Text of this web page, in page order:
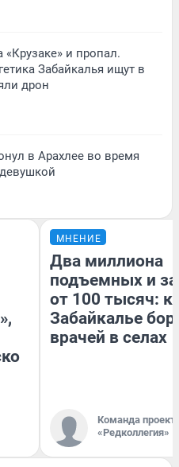
«Крузаке» и пропал.
Забайкалья ищут в
дрон
в Арахлее во время
МНЕНИЕ
Два миллиона
подъемных и
от 100 тысяч:
Забайкалье
врачей в селах
Команда
«Редколлегия»